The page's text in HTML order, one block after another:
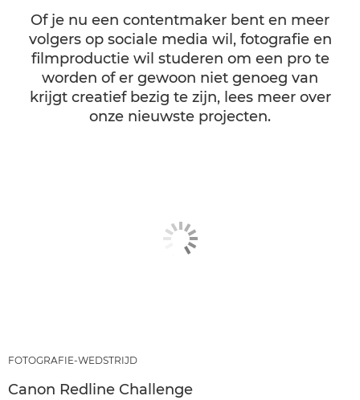
Of je nu een contentmaker bent en meer
volgers op sociale media wil, fotografie en
filmproductie wil studeren om een pro te
worden of er gewoon niet genoeg van
krijgt creatief bezig te zijn, lees meer over
onze nieuwste projecten.
FOTOGRAFIE-WEDSTRIJD
Canon Redline Challenge